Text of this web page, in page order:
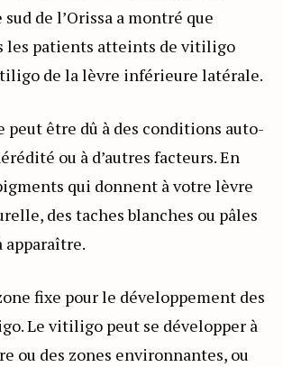
de l’Orissa a montré que
les patients atteints de vitiligo
de la lèvre inférieure latérale.
peut être dû à des conditions auto-
ou à d’autres facteurs. En
qui donnent à votre lèvre
des taches blanches ou pâles
apparaître.
fixe pour le développement des
Le vitiligo peut se développer à
ou des zones environnantes, ou